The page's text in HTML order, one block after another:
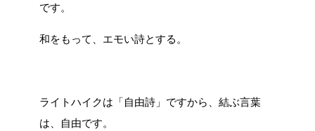
です。
和をもって、エモい詩とする。
ライトハイクは「自由詩」ですから、結ぶ言葉
は、自由です。